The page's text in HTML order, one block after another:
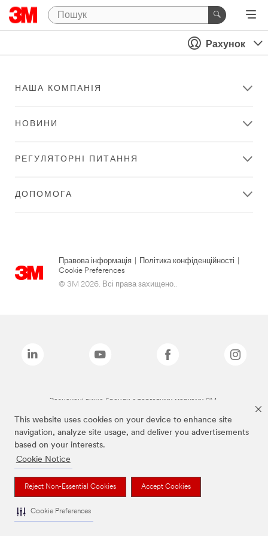
This website uses cookies on your device to enhance site
navigation, analyze site usage, and deliver you advertisements
based on your interests.
Cookie Notice
Reject Non-Essential Cookies Accept Cookies
Cookie Preferences
Рахунок
НАША КОМПАНІЯ
НОВИНИ
РЕГУЛЯТОРНІ ПИТАННЯ
ДОПОМОГА
Правова інформація Політика конфіденційності
Cookie Preferences
© 3M 2026. Всі права захищено..
Зазначені вище бренди є торговими марками 3M.